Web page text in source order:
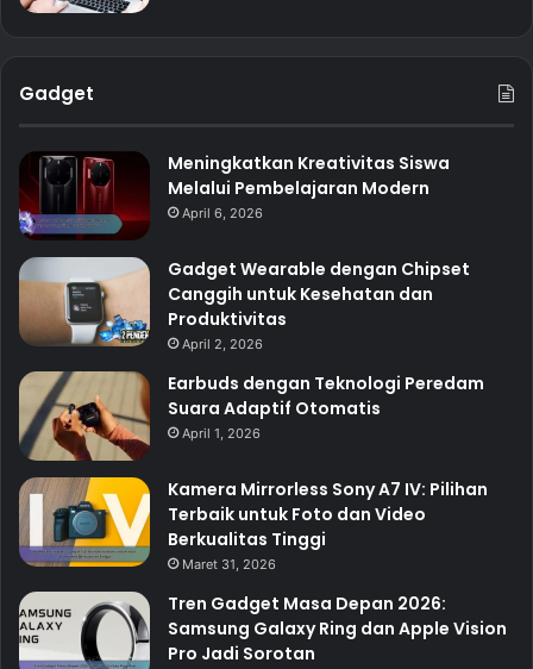
Gadget
Meningkatkan Kreativitas Siswa
Melalui Pembelajaran Modern
April 6, 2026
Gadget Wearable dengan Chipset
Canggih untuk Kesehatan dan
Produktivitas
April 2, 2026
Earbuds dengan Teknologi Peredam
Suara Adaptif Otomatis
April 1, 2026
Kamera Mirrorless Sony A7 IV: Pilihan
Terbaik untuk Foto dan Video
Berkualitas Tinggi
Maret 31, 2026
Tren Gadget Masa Depan 2026:
Samsung Galaxy Ring dan Apple Vision
Pro Jadi Sorotan